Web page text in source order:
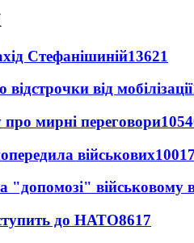
Стефанішиній13621
від мобілізації
про мирні переговори
військових10017
військовому
до НАТО8617